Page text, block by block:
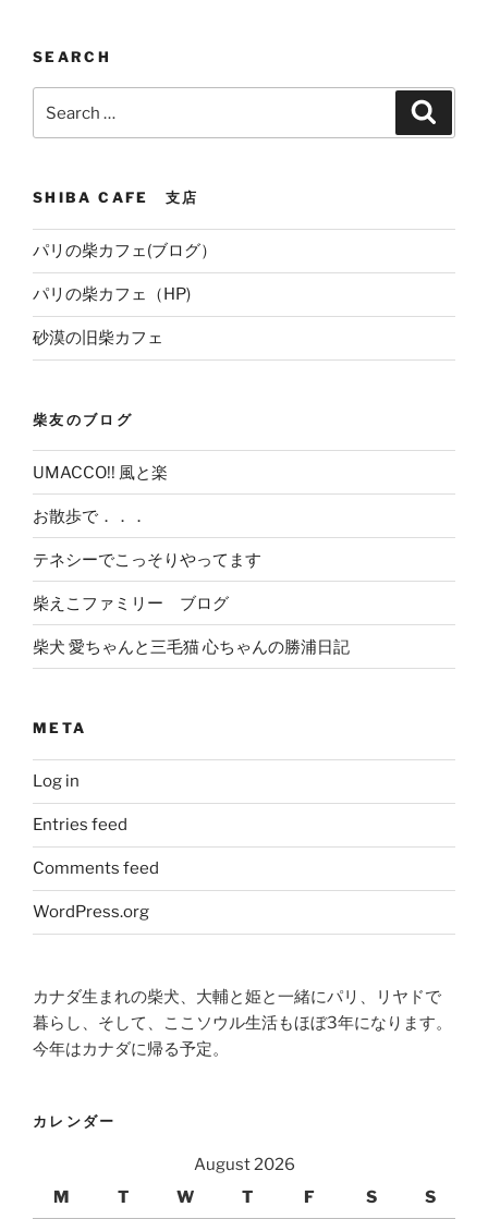
SEARCH
SHIBA CAFE 支店
パリの柴カフェ(ブログ）
パリの柴カフェ（HP)
砂漠の旧柴カフェ
柴友のブログ
UMACCO!! 風と楽
お散歩で．．．
テネシーでこっそりやってます
柴えこファミリー ブログ
柴犬 愛ちゃんと三毛猫 心ちゃんの勝浦日記
META
Log in
Entries feed
Comments feed
WordPress.org
カナダ生まれの柴犬、大輔と姫と一緒にパリ、リヤドで
暮らし、そして、ここソウル生活もほぼ3年になります。
今年はカナダに帰る予定。
カレンダー
August 2026
M
T W T F S S